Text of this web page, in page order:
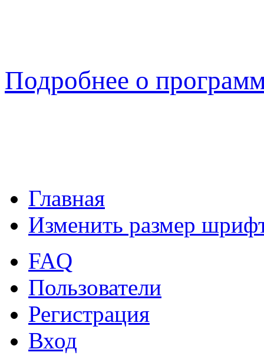
Подробнее о
Главная
Изменить размер
FAQ
Пользователи
Регистрация
Вход